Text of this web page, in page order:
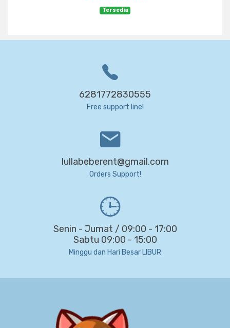
Tersedia
6281772830555
Free support line!
lullabeberent@gmail.com
Orders Support!
Senin - Jumat / 09:00 - 17:00
Sabtu 09:00 - 15:00
Minggu dan Hari Besar LIBUR